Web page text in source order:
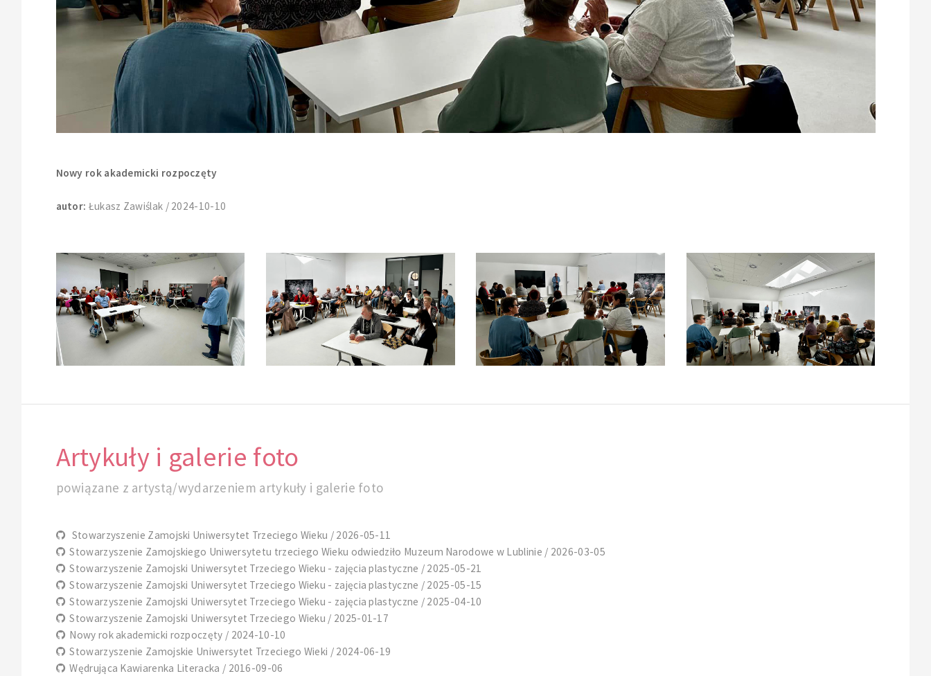
Nowy rok akademicki rozpoczęty
autor: Łukasz Zawiślak / 2024-10-10
Artykuły i galerie foto
powiązane z artystą/wydarzeniem artykuły i galerie foto
Stowarzyszenie Zamojski Uniwersytet Trzeciego Wieku / 2026-05-11
Stowarzyszenie Zamojskiego Uniwersytetu trzeciego Wieku odwiedziło Muzeum Narodowe w Lublinie / 2026-03-05
Stowarzyszenie Zamojski Uniwersytet Trzeciego Wieku - zajęcia plastyczne / 2025-05-21
Stowarzyszenie Zamojski Uniwersytet Trzeciego Wieku - zajęcia plastyczne / 2025-05-15
Stowarzyszenie Zamojski Uniwersytet Trzeciego Wieku - zajęcia plastyczne / 2025-04-10
Stowarzyszenie Zamojski Uniwersytet Trzeciego Wieku / 2025-01-17
Nowy rok akademicki rozpoczęty / 2024-10-10
Stowarzyszenie Zamojskie Uniwersytet Trzeciego Wieki / 2024-06-19
Wędrująca Kawiarenka Literacka / 2016-09-06